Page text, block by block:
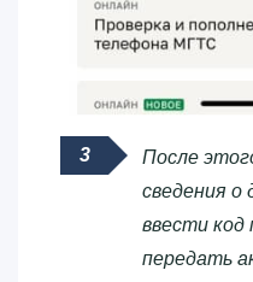
После
сведения о
ввести код
передать